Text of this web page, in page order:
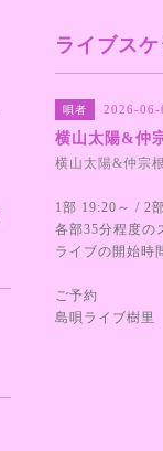
ライブス
唄者 2026-
横山太陽&仲
横山太陽&仲宗
1部 19:20～ / 2
各部35分程度の
ライブの開始時
ご予約
島唄ライブ樹